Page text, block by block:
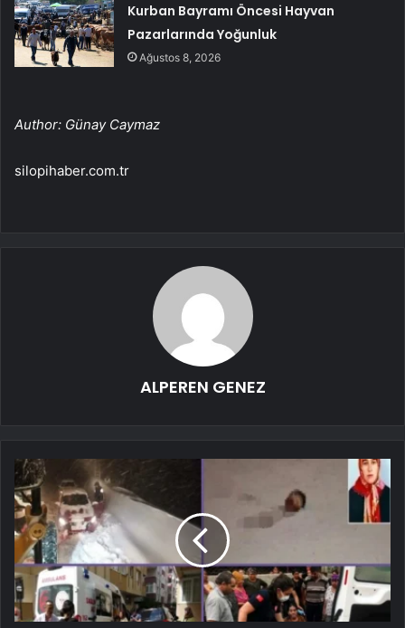
Kurban Bayramı Öncesi Hayvan
Pazarlarında Yoğunluk
Ağustos 8, 2026
Author: Günay Caymaz
silopihaber.com.tr
ALPEREN GENEZ